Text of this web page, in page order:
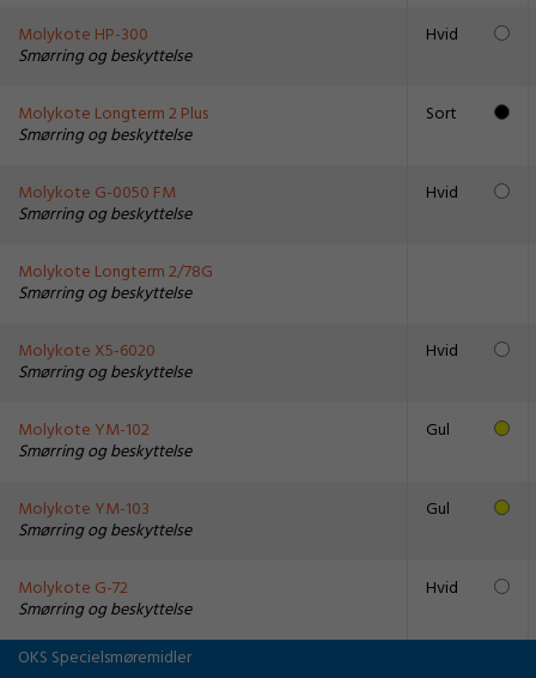
Molykote HP-300
Smørring og beskyttelse
Hvid
Molykote Longterm 2 Plus
Smørring og beskyttelse
Sort
Molykote G-0050 FM
Smørring og beskyttelse
Hvid
Molykote Longterm 2/78G
Smørring og beskyttelse
Molykote X5-6020
Smørring og beskyttelse
Hvid
Molykote YM-102
Smørring og beskyttelse
Gul
Molykote YM-103
Smørring og beskyttelse
Gul
Molykote G-72
Smørring og beskyttelse
Hvid
OKS Specielsmøremidler